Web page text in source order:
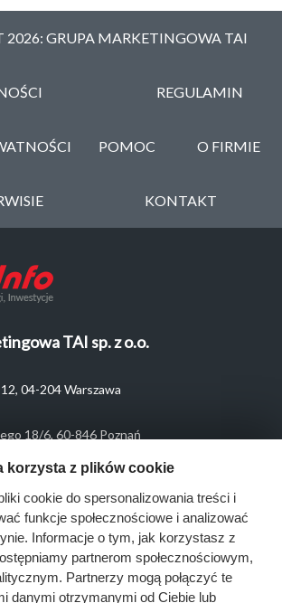
2026: GRUPA MARKETINGOWA TAI
REGULAMIN
POMOC O FIRMIE
KONTAKT
TAI sp. z o.o.
04-204 Warszawa
18/6, 60-846 Poznań
korzysta z plików cookie
cookie do spersonalizowania treści i
funkcje społecznościowe i analizować
Informacje o tym, jak korzystasz z
partnerom społecznościowym,
Partnerzy mogą połączyć te
danymi otrzymanymi od Ciebie lub